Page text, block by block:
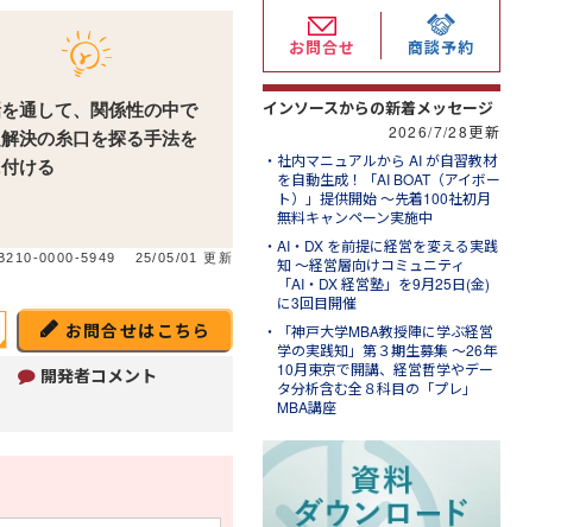
通して、関係性の中で
決の糸口を探る手法を
ける
0000-5949 25/05/01 更新
お問合せはこちら
開発者コメント
お問合せ 商談予約
インソースからの新着メッセージ
2026/7/28更新
社内マニュアルから AI が自習教材
を自動生成！「AI BOAT（アイボー
ト）」提供開始 ～先着100社初月
無料キャンペーン実施中
AI・DX を前提に経営を変える実践
知 ～経営層向けコミュニティ
「AI・DX 経営塾」を9月25日(金)
に3回目開催
「神戸大学MBA教授陣に学ぶ経営
学の実践知」第３期生募集 ～26年
10月東京で開講、経営哲学やデー
タ分析含む全８科目の「プレ」
MBA講座